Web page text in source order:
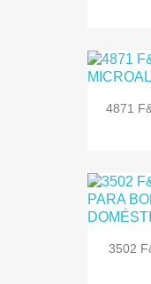
4871
3502